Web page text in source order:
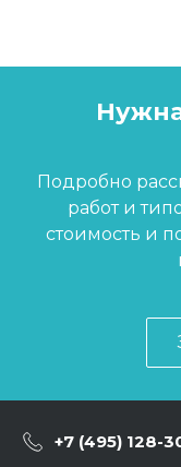
Подробно
работ и
стоимость и
+7 (495) 128-